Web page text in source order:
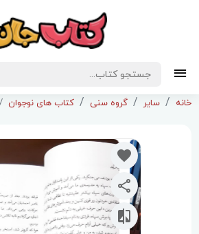
خانه سایر گروه سنی کتاب های نوجوان